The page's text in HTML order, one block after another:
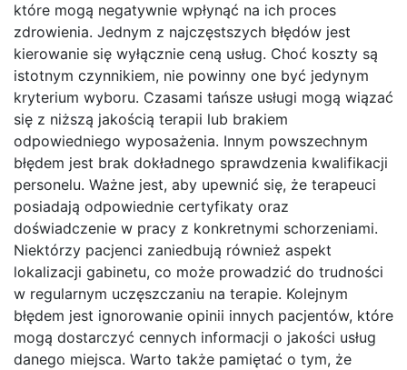
które mogą negatywnie wpłynąć na ich proces
zdrowienia. Jednym z najczęstszych błędów jest
kierowanie się wyłącznie ceną usług. Choć koszty są
istotnym czynnikiem, nie powinny one być jedynym
kryterium wyboru. Czasami tańsze usługi mogą wiązać
się z niższą jakością terapii lub brakiem
odpowiedniego wyposażenia. Innym powszechnym
błędem jest brak dokładnego sprawdzenia kwalifikacji
personelu. Ważne jest, aby upewnić się, że terapeuci
posiadają odpowiednie certyfikaty oraz
doświadczenie w pracy z konkretnymi schorzeniami.
Niektórzy pacjenci zaniedbują również aspekt
lokalizacji gabinetu, co może prowadzić do trudności
w regularnym uczęszczaniu na terapie. Kolejnym
błędem jest ignorowanie opinii innych pacjentów, które
mogą dostarczyć cennych informacji o jakości usług
danego miejsca. Warto także pamiętać o tym, że